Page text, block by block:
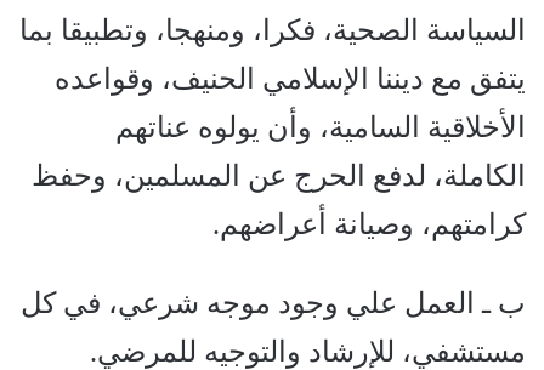
السياسة الصحية، فكرا، ومنهجا، وتطبيقا بما
يتفق مع ديننا الإسلامي الحنيف، وقواعده
الأخلاقية السامية، وأن يولوه عناتهم
الكاملة، لدفع الحرج عن المسلمين، وحفظ
كرامتهم، وصيانة أعراضهم.
ب ـ العمل علي وجود موجه شرعي، في كل
مستشفي، للإرشاد والتوجيه للمرضي.